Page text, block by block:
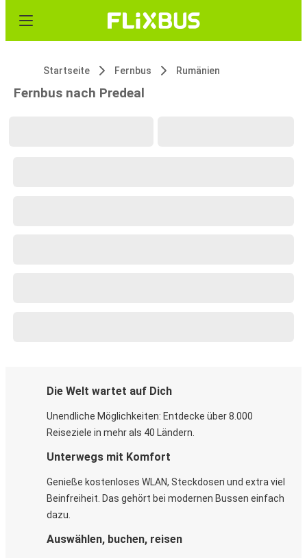
Startseite Fernbus Rumänien
Fernbus nach Predeal
Die Welt wartet auf Dich
Unendliche Möglichkeiten: Entdecke über 8.000
Reiseziele in mehr als 40 Ländern.
Unterwegs mit Komfort
Genieße kostenloses WLAN, Steckdosen und extra viel
Beinfreiheit. Das gehört bei modernen Bussen einfach
dazu.
Auswählen, buchen, reisen